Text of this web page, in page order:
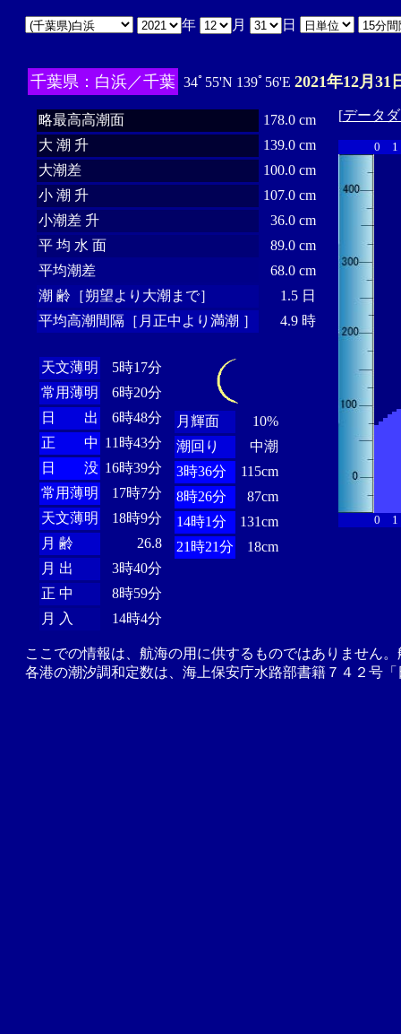
年 月 日
千葉県：白浜／千葉 34ﾟ55'N 139ﾟ56'E 2021年12月31
略最高高潮面
178.0 cm
大 潮 升
139.0 cm
大潮差
100.0 cm
小 潮 升
107.0 cm
小潮差 升
36.0 cm
平 均 水 面
89.0 cm
平均潮差
68.0 cm
潮 齢［朔望より大潮まで］
1.5 日
平均高潮間隔［月正中より満潮 ］
4.9 時
天文薄明
5時17分
常用薄明
6時20分
日 出
6時48分
正 中 11時43分
日 没 16時39分
常用薄明
17時7分
天文薄明
18時9分
月 齢
26.8
月 出
3時40分
正 中
8時59分
月 入
14時4分
月輝面
10%
潮回り
中潮
3時36分
115cm
8時26分
87cm
14時1分
131cm
21時21分
18cm
[データ
0 1
0 1
ここでの情報は、航海の用に供するものではありません
各港の潮汐調和定数は、海上保安庁水路部書籍７４２号